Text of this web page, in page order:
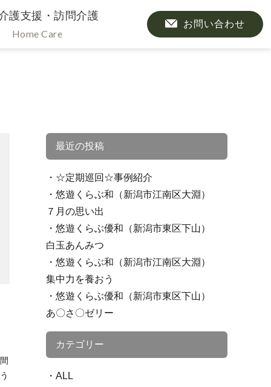
護支援・訪問介護
Home Care
お問い合わせ
最近の投稿
☆定期巡回☆事例紹介
悠遊くらぶ和（新潟市江南区大淵）
７月の思い出
悠遊くらぶ優和（新潟市東区下山）
白玉あんみつ
悠遊くらぶ和（新潟市江南区大淵）
集中力を養おう
悠遊くらぶ優和（新潟市東区下山）
あ〇さ〇ゼリー
カテゴリー
ALL